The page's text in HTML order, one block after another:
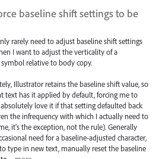
baseline shift settings to be
rarely need to adjust baseline shift settings
I want to adjust the verticality of a
relative to body copy.
Illustrator retains the baseline shift value, so
text has it applied by default, forcing me to
love it if that setting defaulted back
the infrequency with which I actually need to
it's the exception, not the rule). Generally
need for a baseline-adjusted character,
type in new text, manually reset the baseline